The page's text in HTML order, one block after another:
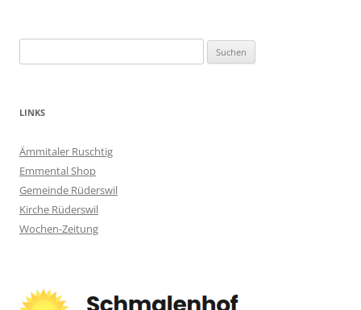
nach:
LINKS
Ämmitaler Ruschtig
Emmental Shop
Gemeinde Rüderswil
Kirche Rüderswil
Wochen-Zeitung